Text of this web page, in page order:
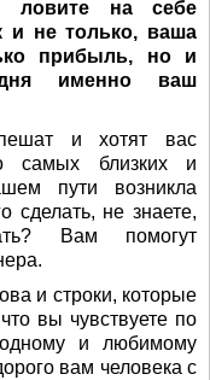
на себе
и не только, ваша
прибыль, но и
именно ваш
и хотят вас
самых близких и
пути возникла
сделать, не знаете,
Вам помогут
и строки, которые
вы чувствуете по
и любимому
вам человека с